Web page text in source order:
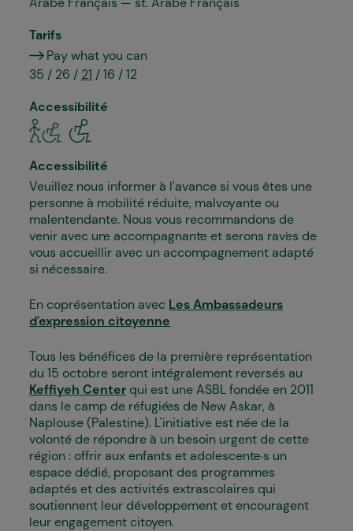
Tarifs
Pay what you can
35 / 26 / 21 / 16 / 12
Accessibilité
Accessibilité
Veuillez nous informer à l'avance si vous êtes une
personne à mobilité réduite, malvoyante ou
malentendante. Nous vous recommandons de
venir avec un·e accompagnant·e et serons ravi·es de
vous accueillir avec un accompagnement adapté
si nécessaire.
En coprésentation avec Les Ambassadeurs
d'expression citoyenne
Tous les bénéfices de la première représentation
du 15 octobre seront intégralement reversés au
Keffiyeh Center qui est une ASBL fondée en 2011
dans le camp de réfugié·es de New Askar, à
Naplouse (Palestine). L'initiative est née de la
volonté de répondre à un besoin urgent de cette
région : offrir aux enfants et adolescent·e·s un
espace dédié, proposant des programmes
adaptés et des activités extrascolaires qui
soutiennent leur développement et encouragent
leur engagement citoyen.